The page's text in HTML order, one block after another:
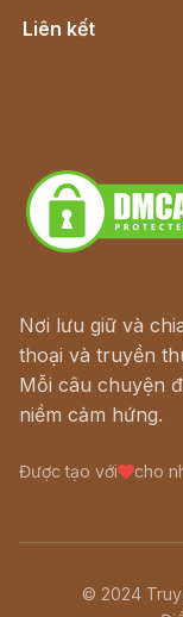
Liên kết
Nơi lưu giữ và
thoại và truyền
Mỗi câu chuyện
niềm cảm hứng.
Được tạo với cho
© 2024